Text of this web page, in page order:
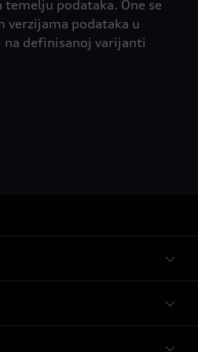
podataka. One se
verzijama podataka u
definisanoj varijanti